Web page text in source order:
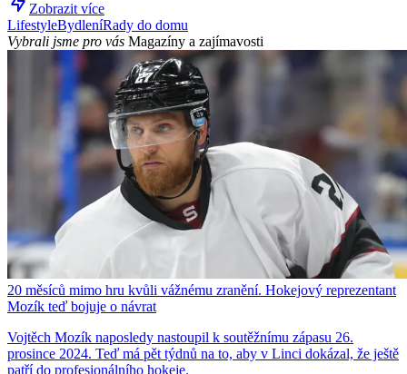
Zobrazit více
LifestyleBydleníRady do domu
Vybrali jsme pro vás Magazíny a zajímavosti
20 měsíců mimo hru kvůli vážnému zranění. Hokejový reprezentant
Mozík teď bojuje o návrat
Vojtěch Mozík naposledy nastoupil k soutěžnímu zápasu 26.
prosince 2024. Teď má pět týdnů na to, aby v Linci dokázal, že ještě
patří do profesionálního hokeje.